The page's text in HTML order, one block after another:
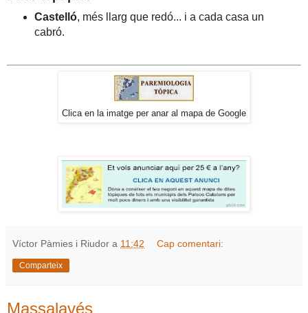
Castelló, més llarg que redó... i a cada casa un
cabró.
Clica en la imatge per anar al mapa de Google
Víctor Pàmies i Riudor a 11:42 Cap comentari:
Comparteix
Massalavés